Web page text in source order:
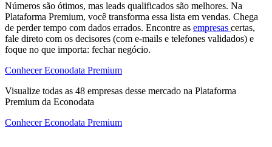
Números são ótimos, mas leads qualificados são melhores. Na
Plataforma Premium, você transforma essa lista em vendas. Chega
de perder tempo com dados errados. Encontre as empresas certas,
fale direto com os decisores (com e-mails e telefones validados) e
foque no que importa: fechar negócio.
Conhecer Econodata Premium
Visualize todas as 48 empresas desse mercado na Plataforma
Premium da Econodata
Conhecer Econodata Premium